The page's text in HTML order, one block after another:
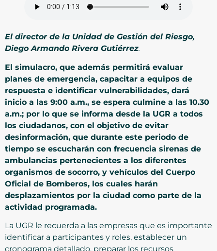
El director de la Unidad de Gestión del Riesgo,
Diego Armando Rivera Gutiérrez.
El simulacro, que además permitirá evaluar
planes de emergencia, capacitar a equipos de
respuesta e identificar vulnerabilidades, dará
inicio a las 9:00 a.m., se espera culmine a las 10.30
a.m.; por lo que se informa desde la UGR a todos
los ciudadanos, con el objetivo de evitar
desinformación, que durante este periodo de
tiempo se escucharán con frecuencia sirenas de
ambulancias pertenecientes a los diferentes
organismos de socorro, y vehículos del Cuerpo
Oficial de Bomberos, los cuales harán
desplazamientos por la ciudad como parte de la
actividad programada.
La UGR le recuerda a las empresas que es importante
identificar a participantes y roles, establecer un
cronograma detallado, preparar los recursos